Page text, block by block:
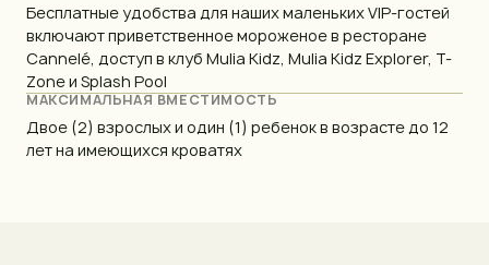
Бесплатные удобства для наших маленьких VIP-гостей
включают приветственное мороженое в ресторане
Cannelé, доступ в клуб Mulia Kidz, Mulia Kidz Explorer, T-
Zone и Splash Pool
МАКСИМАЛЬНАЯ ВМЕСТИМОСТЬ
Двое (2) взрослых и один (1) ребенок в возрасте до 12
лет на имеющихся кроватях